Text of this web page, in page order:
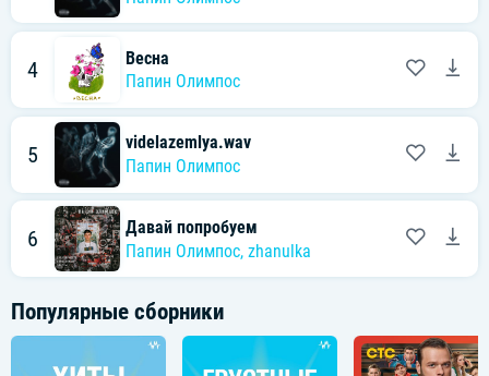
4
Весна
Папин Олимпос
5
videlazemlya.wav
Папин Олимпос
6
Давай попробуем
Папин Олимпос, zhanulka
Популярные сборники